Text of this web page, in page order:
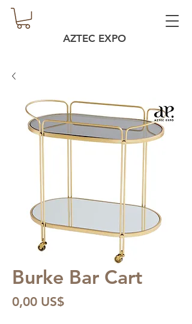
AZTEC EXPO
Burke Bar Cart
0,00 US$Pris